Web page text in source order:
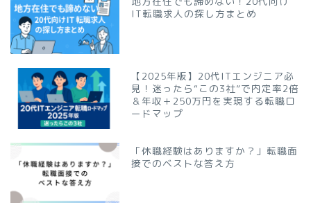
IT転職求人の探し方まとめ
【2025年版】20代ITエンジニア必
見！迷ったら“この3社”で内定率2倍
＆年収＋250万円を実現する転職ロ
ードマップ
「休職経験はありますか？」転職面
接でのベストな答え方